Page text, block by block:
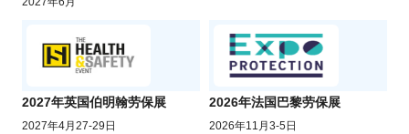
2027年英国伯明翰劳保展
2027年4月27-29日
2026年法国巴黎劳保展
2026年11月3-5日